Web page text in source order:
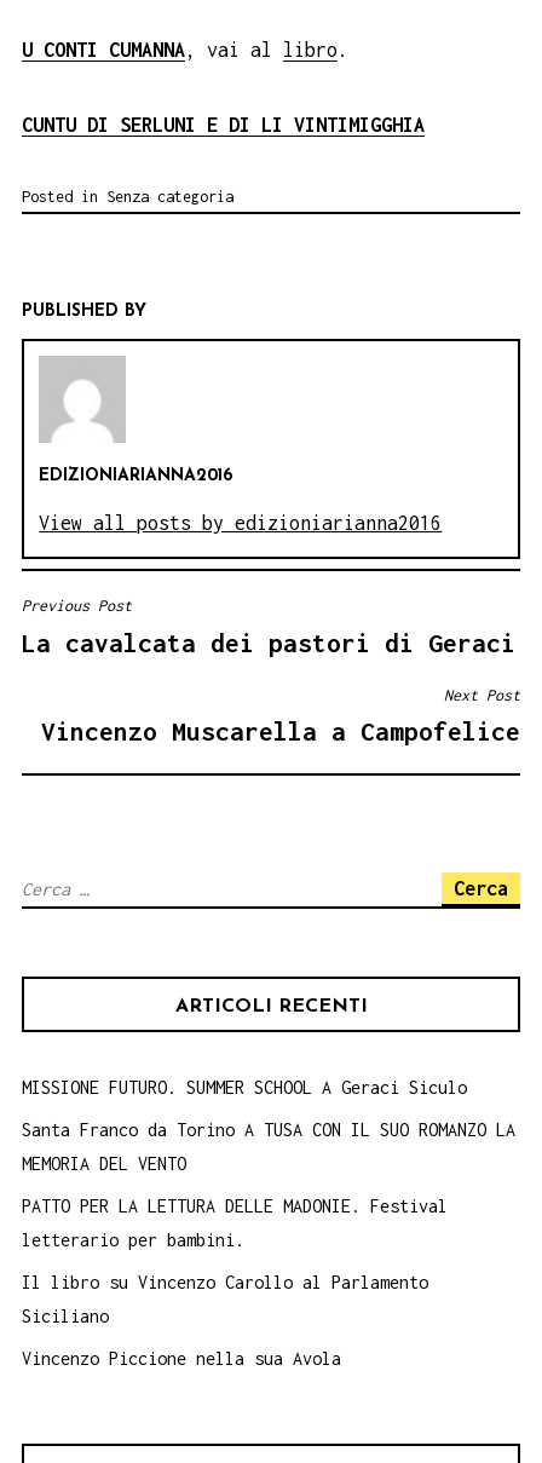
U CONTI CUMANNA, vai al libro .
CUNTU DI SERLUNI E DI LI VINTIMIGGHIA
Posted in Senza categoria
PUBLISHED BY
EDIZIONIARIANNA2016
View all posts by edizioniarianna2016
NAVIGAZIONE
ARTICOLI
Previous Post
La cavalcata dei pastori di Geraci
Next Post
Vincenzo Muscarella a Campofelice
Ricerca
ARTICOLI RECENTI
MISSIONE FUTURO. SUMMER SCHOOL A Geraci Siculo
Santa Franco da Torino A TUSA CON IL SUO ROMANZO LA
MEMORIA DEL VENTO
PATTO PER LA LETTURA DELLE MADONIE. Festival
letterario per bambini.
Il libro su Vincenzo Carollo al Parlamento
Siciliano
Vincenzo Piccione nella sua Avola